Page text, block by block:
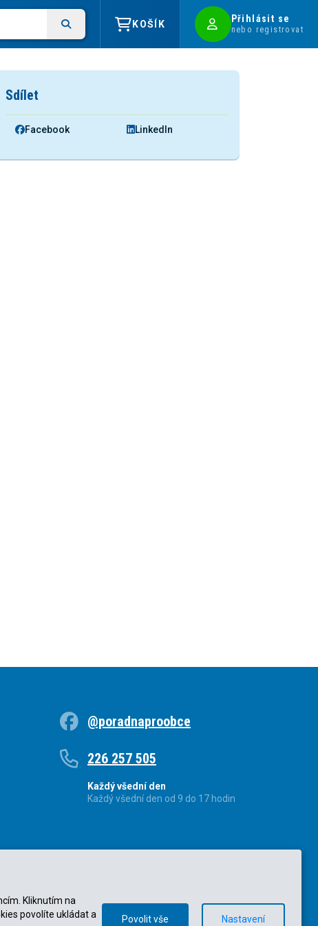
KOŠÍK Přihlásit se
nebo registrovat
Sdílet
Facebook LinkedIn
@poradnaproobce
226 257 505
Každý všední den
Každý všední den od 9 do 17 hodin
Kliknutím na
povolíte ukládat a
Povolit vše Nastavení